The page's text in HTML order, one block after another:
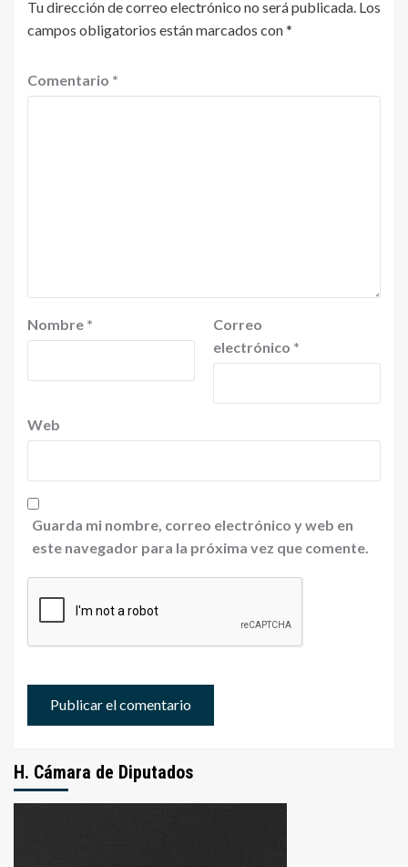
Tu dirección de correo electrónico no será publicada. Los
campos obligatorios están marcados con*
Comentario *
Nombre *
Correo
electrónico *
Web
Guarda mi nombre, correo electrónico y web en
este navegador para la próxima vez que comente.
H. Cámara de Diputados